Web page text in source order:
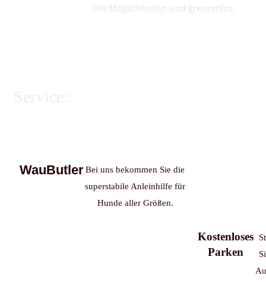
Die Möglichkeiten sind grenzenlos.
WauButler Bei uns bekommen Sie die
superstabile Anleinhilfe für
Hunde aller Größen.
Kostenloses
Parken